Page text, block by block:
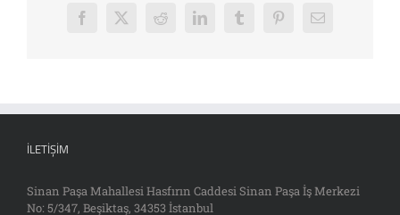
Facebook
X Reddit LinkedInTumblrPinterest
E-
İLETIŞIM
Sinan Paşa Mahallesi Hasfırın Caddesi Sinan Paşa İş Merkezi
No: 5/347, Beşiktaş, 34353 İstanbul